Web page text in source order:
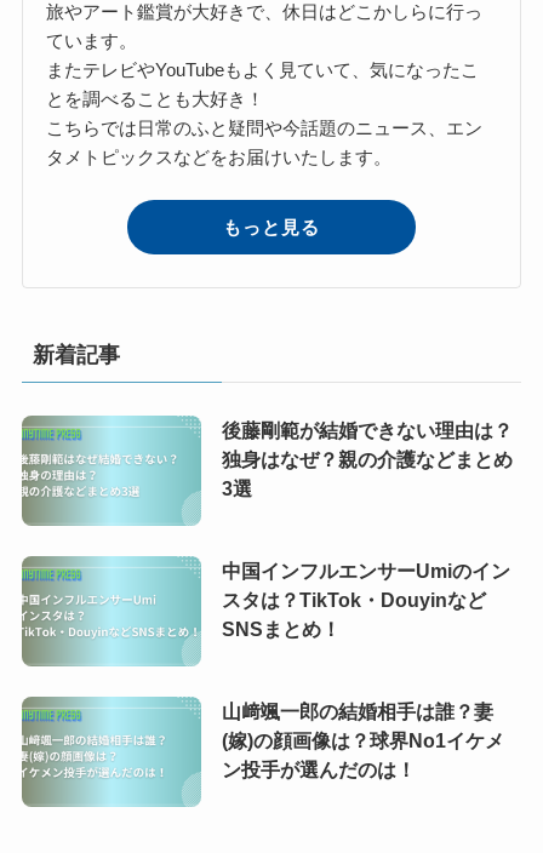
旅やアート鑑賞が大好きで、休日はどこかしらに行っ
ています。
またテレビやYouTubeもよく見ていて、気になったこ
とを調べることも大好き！
こちらでは日常のふと疑問や今話題のニュース、エン
タメトピックスなどをお届けいたします。
もっと見る
新着記事
後藤剛範が結婚できない理由は？
独身はなぜ？親の介護などまとめ
3選
中国インフルエンサーUmiのイン
スタは？TikTok・Douyinなど
SNSまとめ！
山﨑颯一郎の結婚相手は誰？妻
(嫁)の顔画像は？球界No1イケメ
ン投手が選んだのは！